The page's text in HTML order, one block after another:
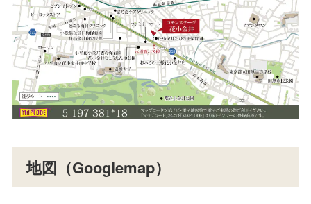
地図（Googlemap）